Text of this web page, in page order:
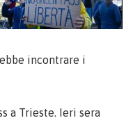
incontrare i
a Trieste. Ieri sera